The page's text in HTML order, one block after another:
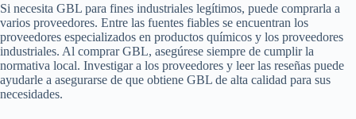
Si necesita GBL para fines industriales legítimos, puede comprarla a
varios proveedores. Entre las fuentes fiables se encuentran los
proveedores especializados en productos químicos y los proveedores
industriales. Al comprar GBL, asegúrese siempre de cumplir la
normativa local. Investigar a los proveedores y leer las reseñas puede
ayudarle a asegurarse de que obtiene GBL de alta calidad para sus
necesidades.